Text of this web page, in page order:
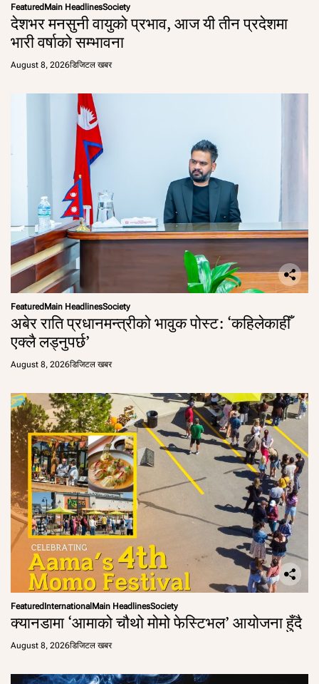
Featured Main HeadlinesSociety
देशभर मनसुनी वायुको प्रभाव, आज यी तीन प्रदेशमा
भारी वर्षाको सम्भावना
August 8, 2026डिजिटल खबर
Featured Main HeadlinesSociety
अबेर राति प्रधानमन्त्रीको भावुक पोस्ट: ‘कहिलेकाहीँ
एक्लै लड्नुपर्छ’
August 8, 2026डिजिटल खबर
Featured International Main HeadlinesSociety
क्यानडामा ‘आमाको चौथो मोमो फेस्टिभल’ आयोजना हुँदै
August 8, 2026डिजिटल खबर